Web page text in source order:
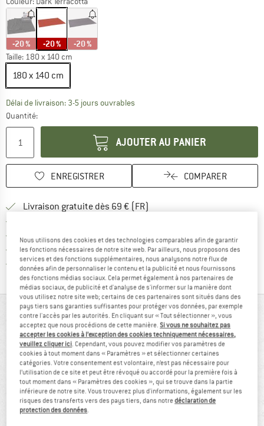
-20 % -20 % -20 %
Taille: 180 x 140 cm
180 x 140 cm
Délai de livraison: 3-5 jours ouvrablesLe lien s'ouvre dans une boîte
Quantité:
AJOUTER AU PANIER
ENREGISTRER COMPARER
Livraison gratuite dès 69 € (FR)
> 4 000 000 clients satisfaits
Tous les articles disponibles
Protection des acheteurs de Trusted ShopsTrouve toutes les
VUE D'ENSEMBLE
recommandé à
Nous utilisons des cookies et des technologies comparables afin de garantir
les fonctions nécessaires de notre site web. Par ailleurs, nous proposons des
services et des fonctions supplémentaires, nous analysons notre flux de
données afin de personnaliser le contenu et la publicité et nous fournissons
des fonctions médias sociaux. Cela permet également à nos partenaires de
médias sociaux, de publicité et d'analyse de s'informer sur la manière dont
vous utilisez notre site web; certains de ces partenaires sont situés dans des
pays tiers sans garanties suffisantes pour protéger vos données, par exemple
contre l'accès par les autorités. En cliquant sur « Tout sélectionner », vous
acceptez que nous procédions de cette manière.Si vous ne souhaitez pas
accepter les cookies à l’exception des cookies techniquement nécessaires,
veuillez cliquer ici. Cependant, vous pouvez modifier vos paramètres de
cookies à tout moment dans « Paramètres » et sélectionner certaines
catégories. Votre consentement est volontaire, n’est pas nécessaire pour
l’utilisation de ce site et peut être révoqué ou accordé pour la première fois à
tout moment dans « Paramètres des cookies », qui se trouve dans la partie
inférieure de notre site. Vous trouverez plus d'informations, également sur les
risques des transferts vers des pays tiers, dans notredéclaration de
protection des données.